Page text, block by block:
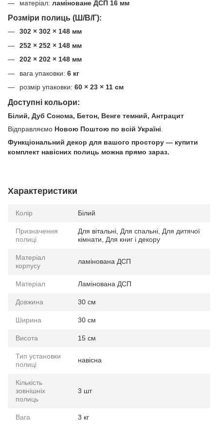
матеріал: ламіноване ДСП 16 мм
Розміри полиць (Ш/В/Г):
302 × 302 × 148 мм
252 × 252 × 148 мм
202 × 202 × 148 мм
вага упаковки: 6 кг
розмір упаковки: 60 × 23 × 11 см
Доступні кольори:
Білий, Дуб Сонома, Бетон, Венге темний, Антрацит
Відправляємо Новою Поштою по всій Україні
Функціональний декор для вашого простору — купити
комплект навісних полиць можна прямо зараз.
Характеристики
Колір Білий
Призначення
полиці
Для вітальні, Для спальні, Для дитячої
кімнати, Для книг і декору
Матеріал
корпусу
ламінована ДСП
Матеріал Ламінована ДСП
Довжина 30 см
Ширина 30 см
Висота 15 см
Тип установки
полиці
навісна
Кількість
зовнішніх
полиць
3 шт
Вага 3 кг